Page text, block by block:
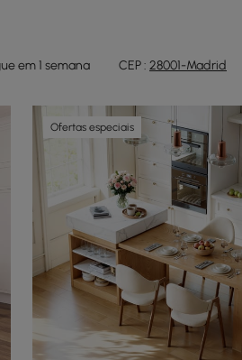
em 1 semana CEP : 28001-Madrid
Ofertas especiais